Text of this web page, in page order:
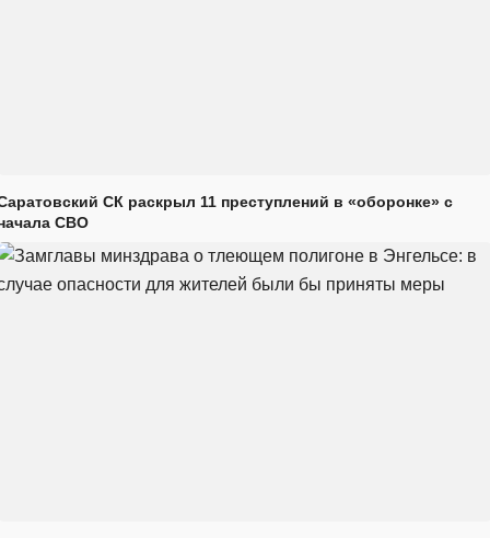
СК раскрыл 11 преступлений в «оборонке» с
СВО